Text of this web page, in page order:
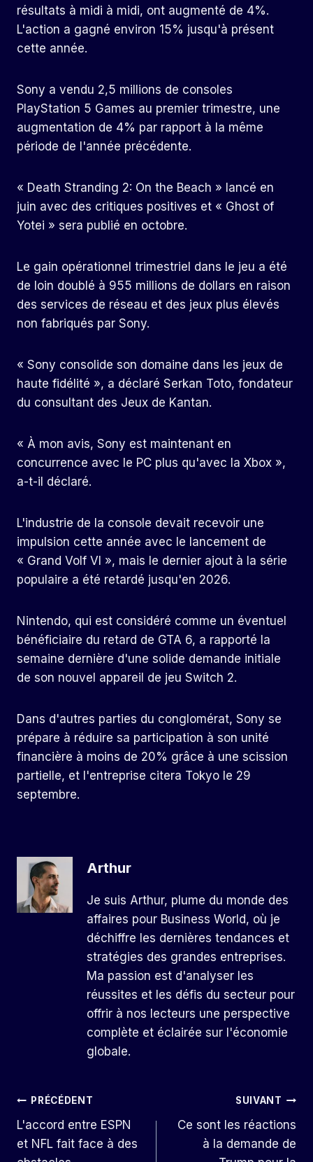
résultats à midi à midi, ont augmenté de 4%.
L'action a gagné environ 15% jusqu'à présent
cette année.
Sony a vendu 2,5 millions de consoles
PlayStation 5 Games au premier trimestre, une
augmentation de 4% par rapport à la même
période de l'année précédente.
« Death Stranding 2: On the Beach » lancé en
juin avec des critiques positives et « Ghost of
Yotei » sera publié en octobre.
Le gain opérationnel trimestriel dans le jeu a été
de loin doublé à 955 millions de dollars en raison
des services de réseau et des jeux plus élevés
non fabriqués par Sony.
« Sony consolide son domaine dans les jeux de
haute fidélité », a déclaré Serkan Toto, fondateur
du consultant des Jeux de Kantan.
« À mon avis, Sony est maintenant en
concurrence avec le PC plus qu'avec la Xbox »,
a-t-il déclaré.
L'industrie de la console devait recevoir une
impulsion cette année avec le lancement de
« Grand Volf VI », mais le dernier ajout à la série
populaire a été retardé jusqu'en 2026.
Nintendo, qui est considéré comme un éventuel
bénéficiaire du retard de GTA 6, a rapporté la
semaine dernière d'une solide demande initiale
de son nouvel appareil de jeu Switch 2.
Dans d'autres parties du conglomérat, Sony se
prépare à réduire sa participation à son unité
financière à moins de 20% grâce à une scission
partielle, et l'entreprise citera Tokyo le 29
septembre.
Arthur
Je suis Arthur, plume du monde des
affaires pour Business World, où je
déchiffre les dernières tendances et
stratégies des grandes entreprises.
Ma passion est d'analyser les
réussites et les défis du secteur pour
offrir à nos lecteurs une perspective
complète et éclairée sur l'économie
globale.
Navigation
De
PRÉCÉDENT
L'accord entre ESPN
et NFL fait face à des
SUIVANT
Ce sont les réactions
à la demande de